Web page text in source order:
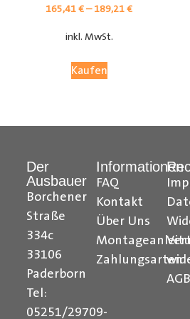
Citroen Berlingo
Radkastenschutz, Citroen Jumper
Citroen Nemo Radkastenschutz,
Radkastenschutz, Fiat Doblo
Fiat Scudo Radkastenschutz, Fiat
Radkastenschutz, Fiat Fiorino
Talento Radkastenschutz, Ford
Radkastenschutz, Ford Connect
165,41€–189,21€
inkl. MwSt.
Kaufen
Der
Ausbauer
Borchener
Straße
334c
33106
Paderborn
Tel:
05251/29709-
Informationen
FAQ
Kontakt
Über Uns
Zahlungsarten
AGB